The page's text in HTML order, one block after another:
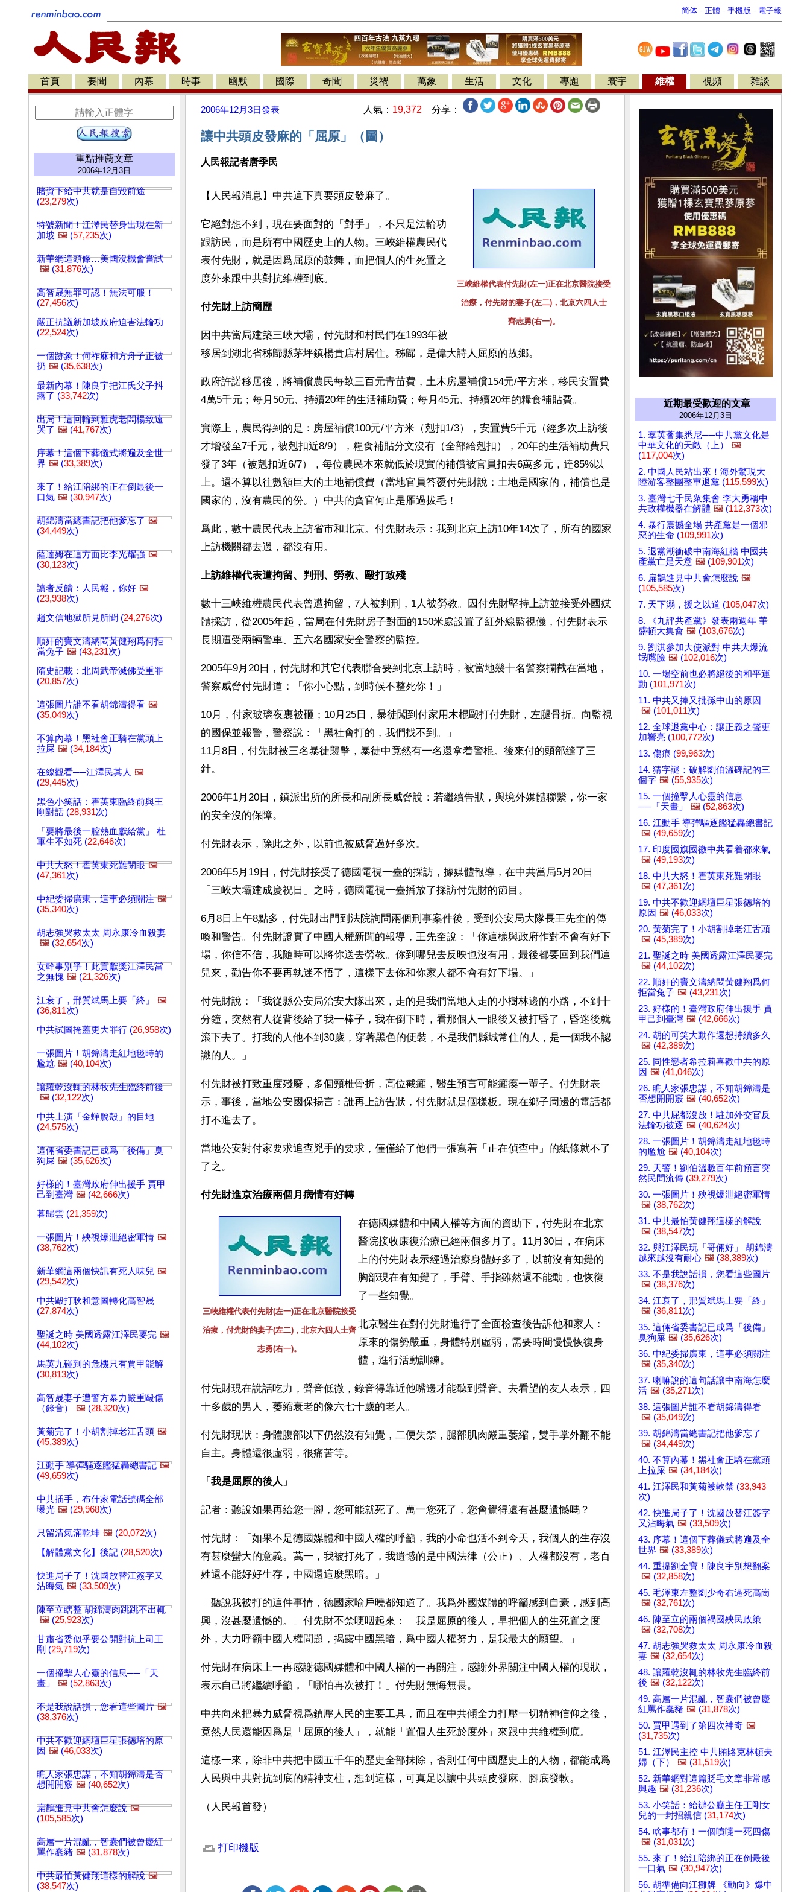
简体 - 正體 - 手機版 - 電子報
首頁 要聞 內幕 時事 幽默 國際 奇聞 災禍 萬象 生活 文化 專題 寰宇 維權 視頻 雜談
重點推薦文章
2006年12月3日
賭資下給中共就是自毀前途
(23,279次)
特號新聞！江澤民替身出現在新
加坡 🖼️ (57,235次)
新華網這頭條…美國沒機會嘗試
🖼️ (31,876次)
高智晟無罪可認！無法可服！
(27,456次)
嚴正抗議新加坡政府迫害法輪功
(22,524次)
一個跡象！何祚庥和方舟子正被
扔 🖼️ (35,638次)
最新內幕！陳良宇把江氏父子抖
露了 (33,742次)
出局！這回輪到雅虎老闆楊致遠
哭了 🖼️ (41,767次)
序幕！這個下葬儀式將遍及全世
界 🖼️ (33,389次)
來了！給江陪綁的正在倒最後一
口氣 🖼️ (30,947次)
胡錦濤當總書記把他爹忘了 🖼️
(34,449次)
薩達姆在這方面比李光耀強 🖼️
(30,123次)
讀者反饋：人民報，你好 🖼️
(23,938次)
趙文信地獄所見所聞 (24,276次)
順奸的竇文濤納悶黃健翔爲何拒
當兔子 🖼️ (43,231次)
隋史記載：北周武帝滅佛受重罪
(20,857次)
這張圖片誰不看胡錦濤得看 🖼️
(35,049次)
不算內幕！黑社會正騎在黨頭上
拉屎 🖼️ (34,184次)
在線觀看──江澤民其人 🖼️
(29,445次)
黑色小笑話：霍英東臨終前與王
剛對話 (28,931次)
「要將最後一腔熱血獻給黨」 杜
軍生不如死 (22,646次)
中共大怒！霍英東死難閉眼 🖼️
(47,361次)
中紀委掃廣東，這事必須關注 🖼️
(35,340次)
胡志強哭救太太 周永康冷血殺妻
🖼️ (32,654次)
女幹事別爭！此貢獻獎江澤民當
之無愧 🖼️ (21,326次)
江衰了，邢質斌馬上要「終」
🖼️
(36,811次)
中共試圖掩蓋更大罪行 (26,958次)
一張圖片！胡錦濤走紅地毯時的
尷尬 🖼️ (40,104次)
讓羅乾沒輒的林牧先生臨終前後
🖼️ (32,122次)
中共上演「金蟬脫殼」的目地
(24,575次)
這倆省委書記已成爲「後備」臭
狗屎 🖼️ (35,626次)
好樣的！臺灣政府伸出援手 賈甲
己到臺灣 🖼️ (42,666次)
暮歸雲 (21,359次)
一張圖片！殃視爆泄絕密軍情 🖼️
(38,762次)
新華網這兩個快訊有死人味兒 🖼️
(29,542次)
中共毆打耿和意圖轉化高智晟
(27,874次)
聖誕之時 美國透露江澤民要完 🖼️
(44,102次)
馬英九碰到的危機只有賈甲能解
(30,813次)
高智晟妻子遭警方暴力嚴重毆傷
（錄音）
🖼️ (28,320次)
黃菊完了！小胡割掉老江舌頭 🖼️
(45,389次)
江動手 導彈驅逐艦猛轟總書記 🖼️
(49,659次)
中共插手，布什家電話號碼全部
曝光 🖼️ (29,968次)
只留清氣滿乾坤 🖼️ (20,072次)
【解體黨文化】後記 (28,520次)
快進局子了！沈國放替江簽字又
沾晦氣 🖼️ (33,509次)
陳至立瞎整 胡錦濤肉跳跳不出輒
🖼️ (25,923次)
甘肅省委似乎要公開對抗上司王
剛 (29,719次)
一個撞擊人心靈的信息──「天
畫」
🖼️ (52,863次)
不是我說話損，您看這些圖片 🖼️
(38,376次)
中共不歡迎網壇巨星張德培的原
因 🖼️ (46,033次)
瞧人家張忠謀，不知胡錦濤是否
想開開竅 🖼️ (40,652次)
扁鵲進見中共會怎麼說 🖼️
(105,585次)
高層一片混亂，智囊們被曾慶紅
罵作蠢豬 🖼️ (31,878次)
中共最怕黃健翔這樣的解說 🖼️
(38,547次)
2006年12月3日發表 人氣： 19,372 分享：
讓中共頭皮發麻的「屈原」（圖）
人民報記者唐季民
三峽維權代表付先財(左一)正在北京醫院接受
治療，付先財的妻子(左二)，北京六四人士
齊志勇(右一)。
【人民報消息】中共這下真要頭皮發麻了。
它絕對想不到，現在要面對的「對手」，不只是法輪功
跟訪民，而是所有中國歷史上的人物。三峽維權農民代
表付先財，就是因爲屈原的鼓舞，而把個人的生死置之
度外來跟中共對抗維權到底。
付先財上訪簡歷
因中共當局建築三峽大壩，付先財和村民們在1993年被
移居到湖北省秭歸縣茅坪鎮楊貴店村居住。秭歸，是偉大詩人屈原的故鄉。
政府許諾移居後，將補償農民每畝三百元青苗費，土木房屋補償154元/平方米，移民安置費
4萬5千元；每月50元、持續20年的生活補助費；每月45元、持續20年的糧食補貼費。
實際上，農民得到的是：房屋補償100元/平方米（剋扣1/3），安置費5千元（經多次上訪後
才增發至7千元，被剋扣近8/9），糧食補貼分文沒有（全部給剋扣），20年的生活補助費只
發了3年（被剋扣近6/7），每位農民本來就低於現實的補償被官員扣去6萬多元，達85%以
上。還不算以往數額巨大的土地補償費（當地官員答覆付先財說：土地是國家的，補償也是
國家的，沒有農民的份。）中共的貪官何止是雁過拔毛！
爲此，數十農民代表上訪省市和北京。付先財表示：我到北京上訪10年14次了，所有的國家
上訪機關都去過，都沒有用。
上訪維權代表遭拘留、判刑、勞教、毆打致殘
數十三峽維權農民代表曾遭拘留，7人被判刑，1人被勞教。因付先財堅持上訪並接受外國媒
體採訪，從2005年起，當局在付先財房子對面的150米處設置了紅外線監視儀，付先財表示
長期遭受兩輛警車、五六名國家安全警察的監控。
2005年9月20日，付先財和其它代表聯合要到北京上訪時，被當地幾十名警察攔截在當地，
警察威脅付先財道：「你小心點，到時候不整死你！」
10月，付家玻璃夜裏被砸；10月25日，暴徒闖到付家用木棍毆打付先財，左腿骨折。向監視
的國保並報警，警察說：「黑社會打的，我們找不到。」
11月8日，付先財被三名暴徒襲擊，暴徒中竟然有一名還拿着警棍。後來付的頭部縫了三
針。
2006年1月20日，鎮派出所的所長和副所長威脅說：若繼續告狀，與境外媒體聯繫，你一家
的安全沒的保障。
付先財表示，除此之外，以前也被威脅過好多次。
2006年5月19日，付先財接受了德國電視一臺的採訪，據媒體報導，在中共當局5月20日
「三峽大壩建成慶祝日」之時，德國電視一臺播放了採訪付先財的節目。
6月8日上午8點多，付先財出門到法院詢問兩個刑事案件後，受到公安局大隊長王先奎的傳
喚和警告。付先財證實了中國人權新聞的報導，王先奎說：「你這樣與政府作對不會有好下
場，你信不信，我隨時可以將你送去勞教。你到哪兒去反映也沒有用，最後都要回到我們這
兒來，勸告你不要再執迷不悟了，這樣下去你和你家人都不會有好下場。」
付先財說：「我從縣公安局治安大隊出來，走的是我們當地人走的小樹林邊的小路，不到十
分鐘，突然有人從背後給了我一棒子，我在倒下時，看那個人一眼後又被打昏了，昏迷後就
滾下去了。打我的人他不到30歲，穿著黑色的便裝，不是我們縣城常住的人，是一個我不認
識的人。」
付先財被打致重度殘廢，多個頸椎骨折，高位截癱，醫生預言可能癱瘓一輩子。付先財表
示，事後，當地公安國保揚言：誰再上訪告狀，付先財就是個樣板。現在鄉子周邊的電話都
打不進去了。
當地公安對付家要求追查兇手的要求，僅僅給了他們一張寫着「正在偵查中」的紙條就不了
了之。
付先財進京治療兩個月病情有好轉
三峽維權代表付先財(左一)正在北京醫院接受
治療，付先財的妻子(左二)，北京六四人士齊
志勇(右一)。
在德國媒體和中國人權等方面的資助下，付先財在北京
醫院接收康復治療已經兩個多月了。11月30日，在病床
上的付先財表示經過治療身體好多了，以前沒有知覺的
胸部現在有知覺了，手臂、手指雖然還不能動，也恢復
了一些知覺。
北京醫生在對付先財進行了全面檢查後告訴他和家人：
原來的傷勢嚴重，身體特別虛弱，需要時間慢慢恢復身
體，進行活動訓練。
付先財現在說話吃力，聲音低微，錄音得靠近他嘴邊才能聽到聲音。去看望的友人表示，四
十多歲的男人，萎縮衰老的像六七十歲的老人。
付先財現狀：身體腹部以下仍然沒有知覺，二便失禁，腿部肌肉嚴重萎縮，雙手掌外翻不能
自主。身體還很虛弱，很痛苦等。
「我是屈原的後人」
記者：聽說如果再給您一腳，您可能就死了。萬一您死了，您會覺得還有甚麼遺憾嗎？
付先財：「如果不是德國媒體和中國人權的呼籲，我的小命也活不到今天，我個人的生存沒
有甚麼蠻大的意義。萬一，我被打死了，我遺憾的是中國法律（公正）、人權都沒有，老百
姓還不能好好生存，中國還這麼黑暗。」
「聽說我被打的這件事情，德國家喻戶曉都知道了。我爲外國媒體的呼籲感到自豪，感到高
興，沒甚麼遺憾的。」付先財不禁哽咽起來：「我是屈原的後人，早把個人的生死置之度
外，大力呼籲中國人權問題，揭露中國黑暗，爲中國人權努力，是我最大的願望。」
付先財在病床上一再感謝德國媒體和中國人權的一再關注，感謝外界關注中國人權的現狀，
表示自己將繼續呼籲，「哪怕再次被打！」付先財無悔無畏。
中共向來把暴力威脅視爲鎮壓人民的主要工具，而且在中共傾全力打壓一切精神信仰之後，
竟然人民還能因爲是「屈原的後人」，就能「置個人生死於度外」來跟中共維權到底。
這樣一來，除非中共把中國五千年的歷史全部抹除，否則任何中國歷史上的人物，都能成爲
人民與中共對抗到底的精神支柱，想到這樣，可真足以讓中共頭皮發麻、腳底發軟。
（人民報首發）
打印機版
近期最受歡迎的文章
2006年12月3日
1. 羣英薈集悉尼──中共黨文化是
中華文化的天敵（上）
🖼️
(117,004次)
2. 中國人民站出來！海外驚現大
陸游客整團整車退黨 (115,599次)
3. 臺灣七千民衆集會 李大勇稱中
共政權機器在解體 🖼️ (112,373次)
4. 暴行震撼全場 共產黨是一個邪
惡的生命 (109,991次)
5. 退黨潮衝破中南海紅牆 中國共
產黨亡是天意 🖼️ (109,901次)
6. 扁鵲進見中共會怎麼說 🖼️
(105,585次)
7. 天下溺，援之以道 (105,047次)
8. 《九評共產黨》發表兩週年 華
盛頓大集會 🖼️ (103,676次)
9. 劉淇參加大使派對 中共大爆流
氓嘴臉 🖼️ (102,016次)
10. 一場空前也必將絕後的和平運
動 (101,971次)
11. 中共又捧又批孫中山的原因
🖼️ (101,011次)
12. 全球退黨中心：讓正義之聲更
加響亮 (100,772次)
13. 傷痕 (99,963次)
14. 猜字謎：破解劉伯溫碑記的三
個字 🖼️ (55,935次)
15. 一個撞擊人心靈的信息
──「天畫」
🖼️ (52,863次)
16. 江動手 導彈驅逐艦猛轟總書記
🖼️ (49,659次)
17. 印度國旗國徽中共看着都來氣
🖼️ (49,193次)
18. 中共大怒！霍英東死難閉眼
🖼️ (47,361次)
19. 中共不歡迎網壇巨星張德培的
原因 🖼️ (46,033次)
20. 黃菊完了！小胡割掉老江舌頭
🖼️ (45,389次)
21. 聖誕之時 美國透露江澤民要完
🖼️ (44,102次)
22. 順奸的竇文濤納悶黃健翔爲何
拒當兔子 🖼️ (43,231次)
23. 好樣的！臺灣政府伸出援手 賈
甲己到臺灣 🖼️ (42,666次)
24. 胡的可笑大動作還想持續多久
🖼️ (42,389次)
25. 同性戀者希拉莉喜歡中共的原
因 🖼️ (41,046次)
26. 瞧人家張忠謀，不知胡錦濤是
否想開開竅 🖼️ (40,652次)
27. 中共屁都沒放！駐加外交官反
法輪功被逐 🖼️ (40,624次)
28. 一張圖片！胡錦濤走紅地毯時
的尷尬 🖼️ (40,104次)
29. 天警！劉伯溫數百年前預言突
然民間流傳 (39,279次)
30. 一張圖片！殃視爆泄絕密軍情
🖼️ (38,762次)
31. 中共最怕黃健翔這樣的解說
🖼️ (38,547次)
32. 與江澤民玩「哥倆好」 胡錦濤
越來越沒有耐心 🖼️ (38,389次)
33. 不是我說話損，您看這些圖片
🖼️ (38,376次)
34. 江衰了，邢質斌馬上要「終」
🖼️ (36,811次)
35. 這倆省委書記已成爲「後備」
臭狗屎 🖼️ (35,626次)
36. 中紀委掃廣東，這事必須關注
🖼️ (35,340次)
37. 喇嘛說的這句話讓中南海怎麼
活 🖼️ (35,271次)
38. 這張圖片誰不看胡錦濤得看
🖼️ (35,049次)
39. 胡錦濤當總書記把他爹忘了
🖼️ (34,449次)
40. 不算內幕！黑社會正騎在黨頭
上拉屎 🖼️ (34,184次)
41. 江澤民和黃菊被軟禁 (33,943
次)
42. 快進局子了！沈國放替江簽字
又沾晦氣 🖼️ (33,509次)
43. 序幕！這個下葬儀式將遍及全
世界 🖼️ (33,389次)
44. 重提劉金寶！陳良宇別想翻案
🖼️ (32,858次)
45. 毛澤東左整劉少奇右逼死高崗
🖼️ (32,761次)
46. 陳至立的兩個禍國殃民政策
🖼️ (32,708次)
47. 胡志強哭救太太 周永康冷血殺
妻 🖼️ (32,654次)
48. 讓羅乾沒輒的林牧先生臨終前
後 🖼️ (32,122次)
49. 高層一片混亂，智囊們被曾慶
紅罵作蠢豬 🖼️ (31,878次)
50. 賈甲遇到了第四次神奇 🖼️
(31,735次)
51. 江澤民主控 中共賄賂克林頓夫
婦（下）
🖼️ (31,519次)
52. 新華網對這篇貶毛文章非常感
興趣 🖼️ (31,236次)
53. 小笑話：給辦公廳主任王剛女
兒的一封招親信 (31,174次)
54. 啥事都有！一個噴嚏一死四傷
🖼️ (31,031次)
55. 來了！給江陪綁的正在倒最後
一口氣 🖼️ (30,947次)
56. 胡準備向江攤牌 《動向》爆中